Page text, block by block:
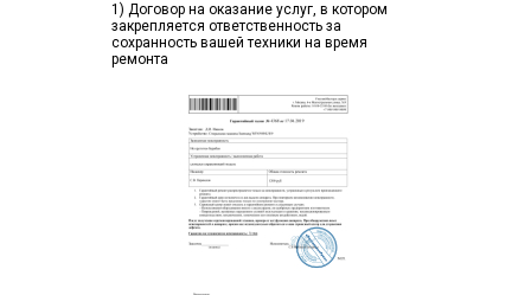
1) Договор на оказание услуг, в котором
закрепляется ответственность за
сохранность вашей техники на время
ремонта